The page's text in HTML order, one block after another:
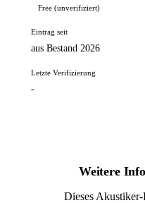
Free (unverifiziert)
Eintrag seit
aus Bestand 2026
Letzte Verifizierung
-
Weitere
Dieses